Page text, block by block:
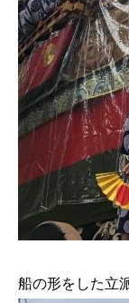
船の形をした立